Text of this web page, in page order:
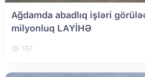
Ağdamda abadlıq işləri
milyonluq LAYİHƏ
157